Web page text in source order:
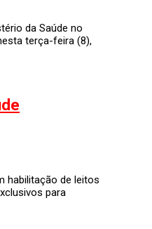
da Saúde no
terça-feira (8),
habilitação de leitos
para